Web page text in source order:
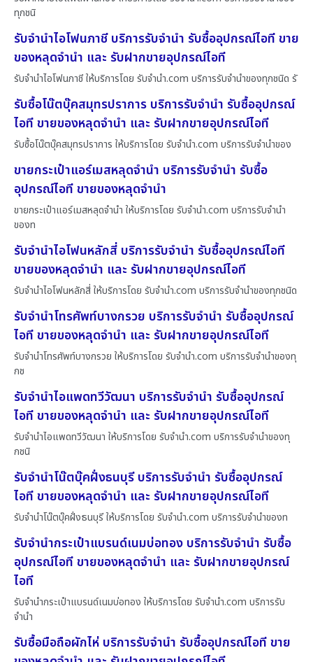
ทุกชนิ
รับจำนำไอโฟนภาชี บริการรับจำนำ รับซื้ออุปกรณ์ไอที ขาย
ของหลุดจำนำ และ รับฝากขายอุปกรณ์ไอที
รับจำนำไอโฟนภาชี ให้บริการโดย รับจํานํา.com บริการรับจำนำของทุกชนิด รั
รับซื้อโน๊ตบุ๊คสมุทรปราการ บริการรับจำนำ รับซื้ออุปกรณ์
ไอที ขายของหลุดจำนำ และ รับฝากขายอุปกรณ์ไอที
รับซื้อโน๊ตบุ๊คสมุทรปราการ ให้บริการโดย รับจํานํา.com บริการรับจำนำของ
ขายกระเป๋าแอร์เมสหลุดจำนำ บริการรับจำนำ รับซื้อ
อุปกรณ์ไอที ขายของหลุดจำนำ
ขายกระเป๋าแอร์เมสหลุดจำนำ ให้บริการโดย รับจํานํา.com บริการรับจำนำ
ของท
รับจำนำไอโฟนหลักสี่ บริการรับจำนำ รับซื้ออุปกรณ์ไอที
ขายของหลุดจำนำ และ รับฝากขายอุปกรณ์ไอที
รับจำนำไอโฟนหลักสี่ ให้บริการโดย รับจํานํา.com บริการรับจำนำของทุกชนิด
รับจำนำโทรศัพท์บางกรวย บริการรับจำนำ รับซื้ออุปกรณ์
ไอที ขายของหลุดจำนำ และ รับฝากขายอุปกรณ์ไอที
รับจำนำโทรศัพท์บางกรวย ให้บริการโดย รับจํานํา.com บริการรับจำนำของทุ
กช
รับจำนำไอแพดทวีวัฒนา บริการรับจำนำ รับซื้ออุปกรณ์
ไอที ขายของหลุดจำนำ และ รับฝากขายอุปกรณ์ไอที
รับจำนำไอแพดทวีวัฒนา ให้บริการโดย รับจํานํา.com บริการรับจำนำของทุ
กชนิ
รับจำนำโน๊ตบุ๊คฝั่งธนบุรี บริการรับจำนำ รับซื้ออุปกรณ์
ไอที ขายของหลุดจำนำ และ รับฝากขายอุปกรณ์ไอที
รับจำนำโน๊ตบุ๊คฝั่งธนบุรี ให้บริการโดย รับจํานํา.com บริการรับจำนำของท
รับจำนำกระเป๋าแบรนด์เนมบ่อทอง บริการรับจำนำ รับซื้อ
อุปกรณ์ไอที ขายของหลุดจำนำ และ รับฝากขายอุปกรณ์
ไอที
รับจำนำกระเป๋าแบรนด์เนมบ่อทอง ให้บริการโดย รับจํานํา.com บริการรับ
จำนำ
รับซื้อมือถือผักไห่ บริการรับจำนำ รับซื้ออุปกรณ์ไอที ขาย